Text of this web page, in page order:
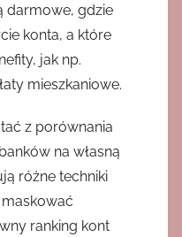
darmowe, gdzie
konta, a które
jak np.
mieszkaniowe.
z porównania
na własną
różne techniki
ranking kont